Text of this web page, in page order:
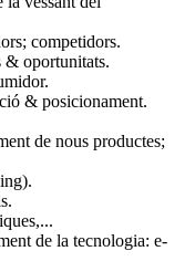
competidors.
& oportunitats.
& posicionament.
de nous productes;
de la tecnologia: e-